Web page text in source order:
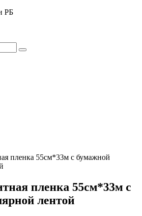
РБ
пленка 55см*33м с бумажной
пленка 55см*33м с
лентой